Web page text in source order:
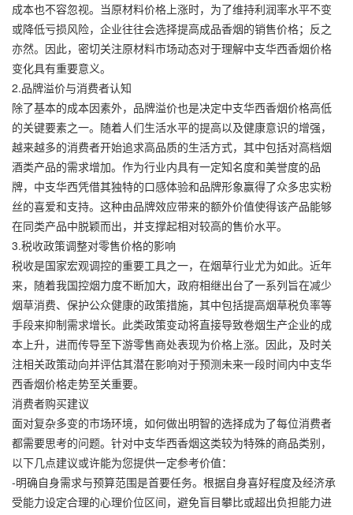
成本也不容忽视。当原材料价格上涨时，为了维持利润率水平不变
或降低亏损风险，企业往往会选择提高成品香烟的销售价格；反之
亦然。因此，密切关注原材料市场动态对于理解中支华西香烟价格
变化具有重要意义。
2.品牌溢价与消费者认知
除了基本的成本因素外，品牌溢价也是决定中支华西香烟价格高低
的关键要素之一。随着人们生活水平的提高以及健康意识的增强，
越来越多的消费者开始追求高品质的生活方式，其中包括对高档烟
酒类产品的需求增加。作为行业内具有一定知名度和美誉度的品
牌，中支华西凭借其独特的口感体验和品牌形象赢得了众多忠实粉
丝的喜爱和支持。这种由品牌效应带来的额外价值使得该产品能够
在同类产品中脱颖而出，并支撑起相对较高的售价水平。
3.税收政策调整对零售价格的影响
税收是国家宏观调控的重要工具之一，在烟草行业尤为如此。近年
来，随着我国控烟力度不断加大，政府相继出台了一系列旨在减少
烟草消费、保护公众健康的政策措施，其中包括提高烟草税负率等
手段来抑制需求增长。此类政策变动将直接导致卷烟生产企业的成
本上升，进而传导至下游零售商处表现为价格上涨。因此，及时关
注相关政策动向并评估其潜在影响对于预测未来一段时间内中支华
西香烟价格走势至关重要。
消费者购买建议
面对复杂多变的市场环境，如何做出明智的选择成为了每位消费者
都需要思考的问题。针对中支华西香烟这类较为特殊的商品类别，
以下几点建议或许能为您提供一定参考价值：
-明确自身需求与预算范围是首要任务。根据自身喜好程度及经济承
受能力设定合理的心理价位区间，避免盲目攀比或超出负担能力进